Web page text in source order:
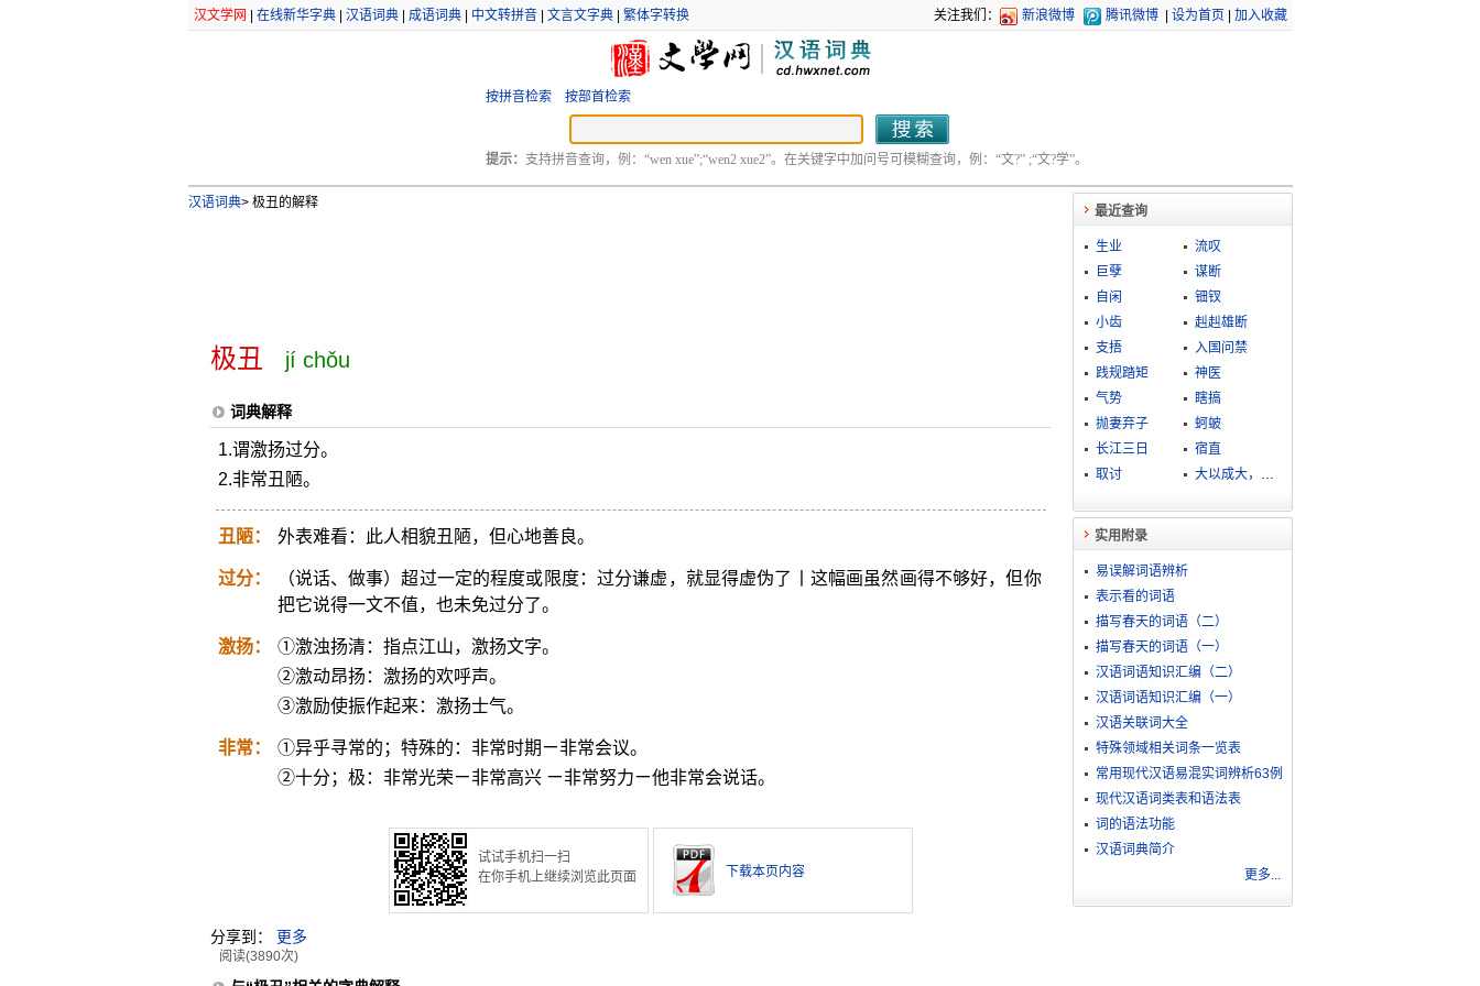
汉文学网 在线新华字典| 汉语词典| 成语词典| 中文转拼音| 文言文字典| 繁体字转换 关注我们： 新浪微博 腾讯微博 设为首页 加入收藏
按拼音检索 按部首检索
提示： 支持拼音查询，例：“wen xue”;“wen2 xue2”。在关键字中加问号可模糊查询，例：“文?” ;“文?学”。
汉语词典>极丑的解释
极丑 jí chǒu
词典解释
1.谓激扬过分。
2.非常丑陋。
丑陋： 外表难看：此人相貌丑陋，但心地善良。
过分：
（说话、做事）超过一定的程度或限度：过分谦虚，就显得虚伪了丨这幅画虽然画得不够好，但你
把它说得一文不值，也未免过分了。
激扬：
①激浊扬清：指点江山，激扬文字。
②激动昂扬：激扬的欢呼声。
③激励使振作起来：激扬士气。
非常：
①异乎寻常的；特殊的：非常时期ㄧ非常会议。
②十分；极：非常光荣ㄧ非常高兴 ㄧ非常努力ㄧ他非常会说话。
试试手机扫一扫
在你手机上继续浏览此页面
下载本页内容
分享到： 更多
阅读(3890次)
最近查询
生业
流叹
巨孽
谋断
自闲
钿钗
小齿
赳赳雄断
支捂
入国问禁
践规踏矩
神医
气势
瞎搞
抛妻弃子
蚵蚾
长江三日
宿直
取讨
大以成大，小以成小
实用附录
易误解词语辨析
表示看的词语
描写春天的词语（二）
描写春天的词语（一）
汉语词语知识汇编（二）
汉语词语知识汇编（一）
汉语关联词大全
特殊领域相关词条一览表
常用现代汉语易混实词辨析63例
现代汉语词类表和语法表
词的语法功能
汉语词典简介
更多...